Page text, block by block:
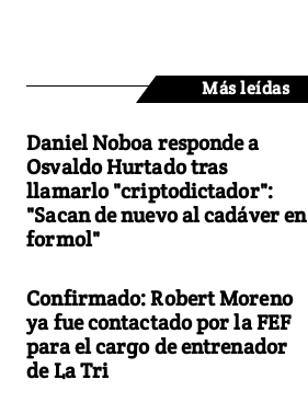
Más leídas
Daniel Noboa responde a
Osvaldo Hurtado tras
llamarlo "criptodictador":
"Sacan de nuevo al cadáver en
formol"
Confirmado: Robert Moreno
ya fue contactado por la FEF
para el cargo de entrenador
de La Tri